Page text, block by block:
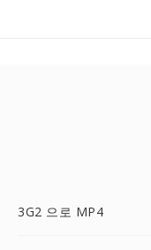
3G2 으로 MP4